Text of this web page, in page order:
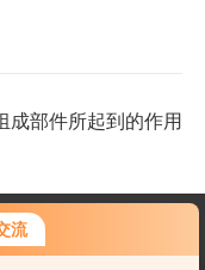
流
成部件所起到的作用